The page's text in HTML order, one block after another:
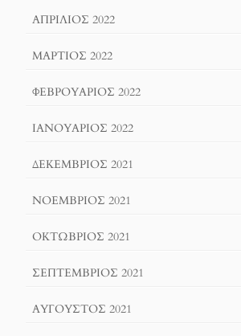
ΑΠΡΊΛΙΟΣ 2022
ΜΆΡΤΙΟΣ 2022
ΦΕΒΡΟΥΆΡΙΟΣ 2022
ΙΑΝΟΥΆΡΙΟΣ 2022
ΔΕΚΈΜΒΡΙΟΣ 2021
ΝΟΈΜΒΡΙΟΣ 2021
ΟΚΤΏΒΡΙΟΣ 2021
ΣΕΠΤΈΜΒΡΙΟΣ 2021
ΑΎΓΟΥΣΤΟΣ 2021